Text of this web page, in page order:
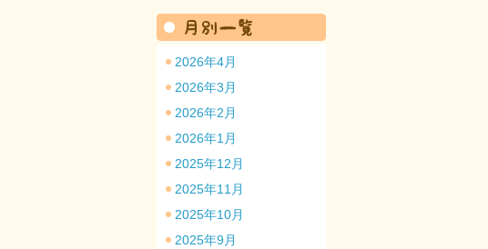
2026年4月
2026年3月
2026年2月
2026年1月
2025年12月
2025年11月
2025年10月
2025年9月